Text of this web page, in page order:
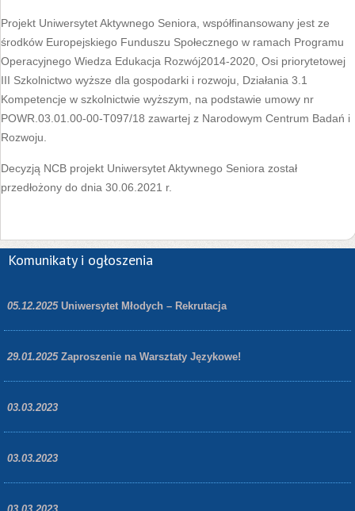
Projekt Uniwersytet Aktywnego Seniora, współfinansowany jest ze
środków Europejskiego Funduszu Społecznego w ramach Programu
Operacyjnego Wiedza Edukacja Rozwój2014-2020, Osi priorytetowej
III Szkolnictwo wyższe dla gospodarki i rozwoju, Działania 3.1
Kompetencje w szkolnictwie wyższym, na podstawie umowy nr
POWR.03.01.00-00-T097/18 zawartej z Narodowym Centrum Badań i
Rozwoju.
Decyzją NCB projekt Uniwersytet Aktywnego Seniora został
przedłożony do dnia 30.06.2021 r.
Komunikaty i ogłoszenia
05.12.2025 Uniwersytet Młodych – Rekrutacja
29.01.2025 Zaproszenie na Warsztaty Językowe!
03.03.2023
03.03.2023